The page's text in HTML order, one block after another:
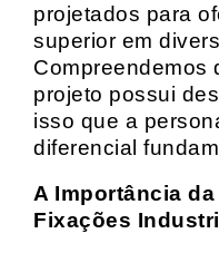
projetados para
superior em
Compreendemos
projeto possui
isso que a
diferencial
A Importância
Fixações